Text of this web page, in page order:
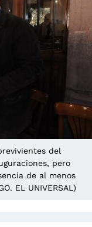
del
pero
de al menos
EL UNIVERSAL)